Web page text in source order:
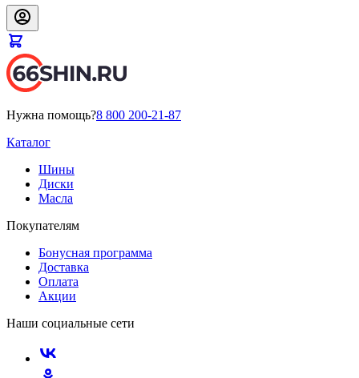
Нужна помощь?8 800 200-21-87
Каталог
Шины
Диски
Масла
Покупателям
Бонусная программа
Доставка
Оплата
Акции
Наши социальные сети